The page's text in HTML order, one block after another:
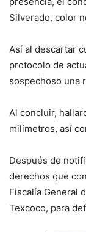
Silverado, color
Así al descartar
protocolo de
sospechoso una
Al concluir,
milímetros, así
Después de
derechos que
Fiscalía General
Texcoco, para